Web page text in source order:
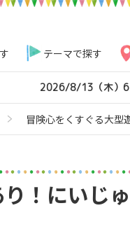
テーマで探す
2026/8/13（木）
冒険心をくすぐる大型
！にいじ